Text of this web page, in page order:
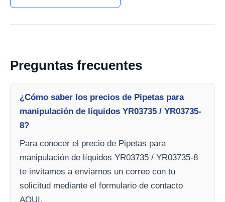
Preguntas frecuentes
¿Cómo saber los precios de Pipetas para
manipulación de líquidos YR03735 / YR03735-
8?
Para conocer el precio de Pipetas para
manipulación de líquidos YR03735 / YR03735-8
te invitamos a enviarnos un correo con tu
solicitud mediante el formulario de contacto
AQUI.